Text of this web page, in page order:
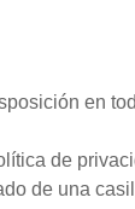
en
de
de una